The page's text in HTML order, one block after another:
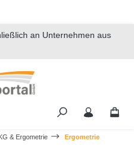
an Unternehmen aus
& Ergometrie Ergometrie